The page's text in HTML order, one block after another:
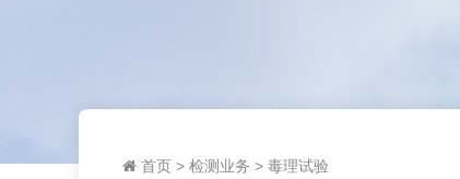
首页 > 检测业务 > 毒理试验